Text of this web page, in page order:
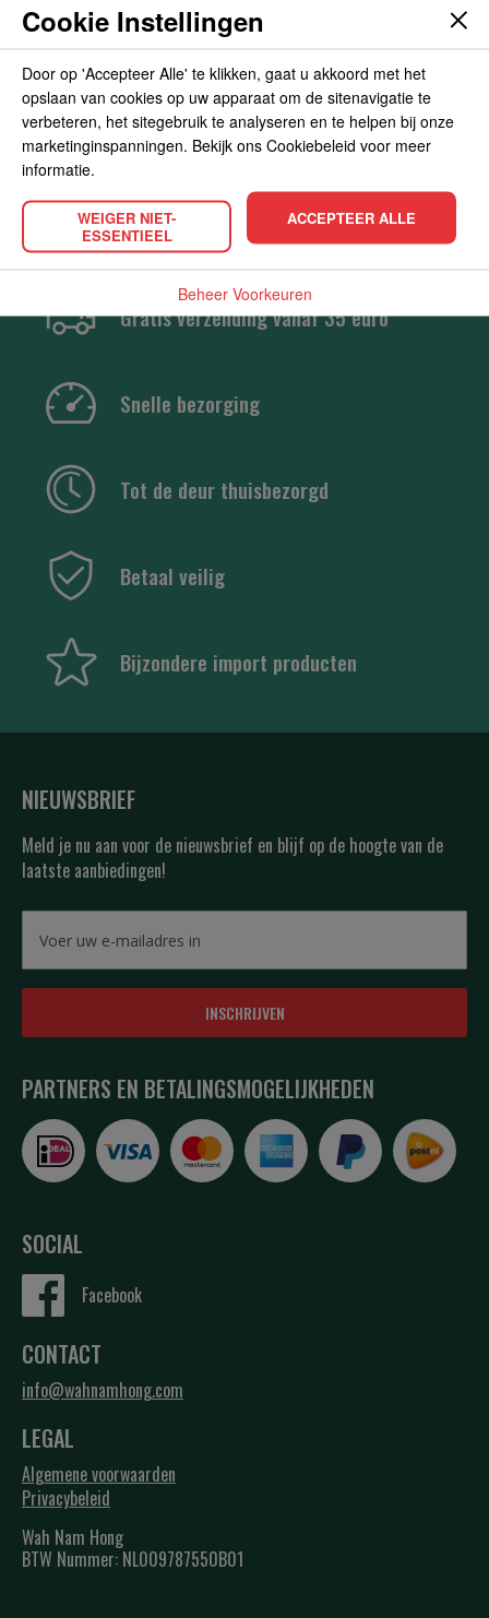
Gratis verzending vanaf 35 euro
Snelle bezorging
Tot de deur thuisbezorgd
Betaal veilig
Bijzondere import producten
NIEUWSBRIEF
Meld je nu aan voor de nieuwsbrief en blijf op de hoogte van de
laatste aanbiedingen!
INSCHRIJVEN
PARTNERS EN BETALINGSMOGELIJKHEDEN
SOCIAL
Facebook
CONTACT
info@wahnamhong.com
LEGAL
Algemene voorwaarden
Privacybeleid
Wah Nam Hong
BTW Nummer: NL009787550B01
Cookie Instellingen
Door op 'Accepteer Alle' te klikken, gaat u akkoord met het
opslaan van cookies op uw apparaat om de sitenavigatie te
verbeteren, het sitegebruik te analyseren en te helpen bij onze
marketinginspanningen. Bekijk ons Cookiebeleid voor meer
informatie.
WEIGER NIET-
ESSENTIEEL
ACCEPTEER ALLE
Beheer Voorkeuren